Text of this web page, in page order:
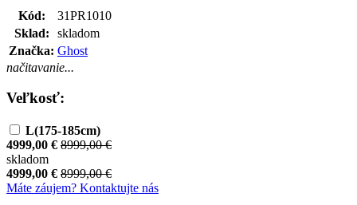
Kód:
31PR1010
Sklad:
skladom
Značka: Ghost
načitavanie...
Veľkosť:
L(175-185cm)
4999,00 € 8999,00 €
skladom
4999,00 € 8999,00 €
Máte záujem? Kontaktujte nás